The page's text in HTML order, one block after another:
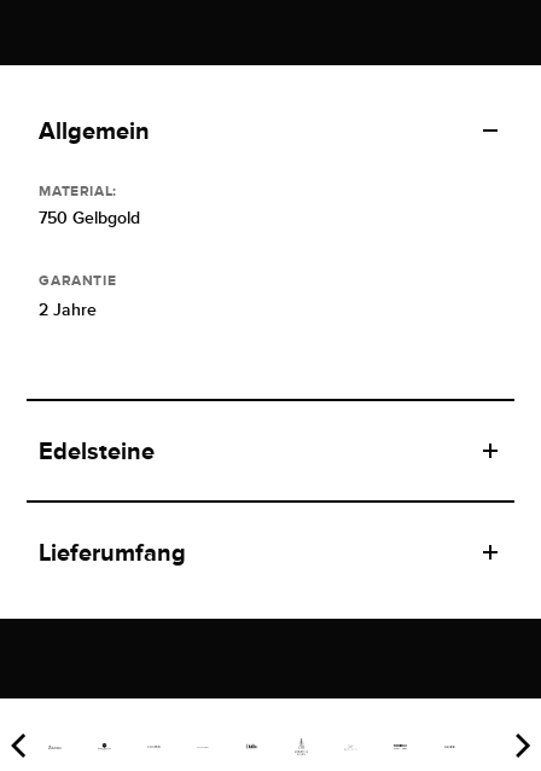
Allgemein
MATERIAL:
750 Gelbgold
GARANTIE
2 Jahre
Edelsteine
Lieferumfang